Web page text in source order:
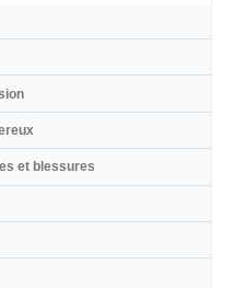
et blessures